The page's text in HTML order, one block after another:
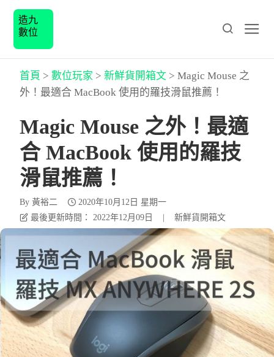
造九
數位
首頁 > 數位玩家 > 新鮮貨開箱文 > Magic Mouse 之
外！最適合 MacBook 使用的羅技滑鼠推薦！
Magic Mouse 之外！最適
合 MacBook 使用的羅技
滑鼠推薦！
By 黃裕二
2020年10月12日 星期一
最後更新時間： 2022年12月09日
新鮮貨開箱文